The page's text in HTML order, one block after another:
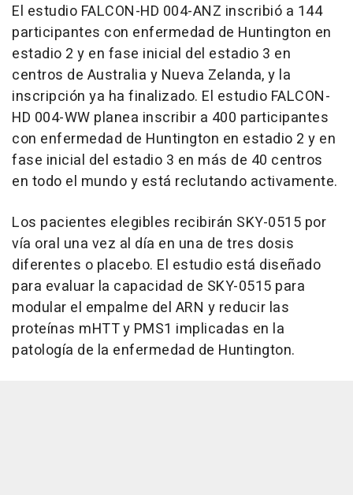
El estudio FALCON-HD 004-ANZ inscribió a 144
participantes con enfermedad de Huntington en
estadio 2 y en fase inicial del estadio 3 en
centros de Australia y Nueva Zelanda, y la
inscripción ya ha finalizado. El estudio FALCON-
HD 004-WW planea inscribir a 400 participantes
con enfermedad de Huntington en estadio 2 y en
fase inicial del estadio 3 en más de 40 centros
en todo el mundo y está reclutando activamente.
Los pacientes elegibles recibirán SKY-0515 por
vía oral una vez al día en una de tres dosis
diferentes o placebo. El estudio está diseñado
para evaluar la capacidad de SKY-0515 para
modular el empalme del ARN y reducir las
proteínas mHTT y PMS1 implicadas en la
patología de la enfermedad de Huntington.